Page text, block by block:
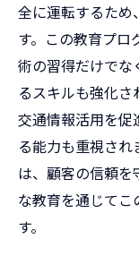
全に運転するため
す。この教育プロ
術の習得だけでな
るスキルも強化
交通情報活用を促
る能力も重視さ
は、顧客の信頼
な教育を通じてこ
す。